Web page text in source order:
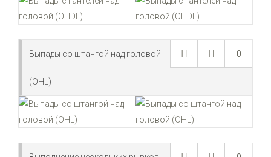
0
Выпады со штангой над головой
(OHL)